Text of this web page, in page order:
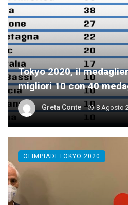
Tokyo 2020, il
migliori 10 con 40
Greta Conte 8 Agosto
OLIMPIADI TOKYO 2020